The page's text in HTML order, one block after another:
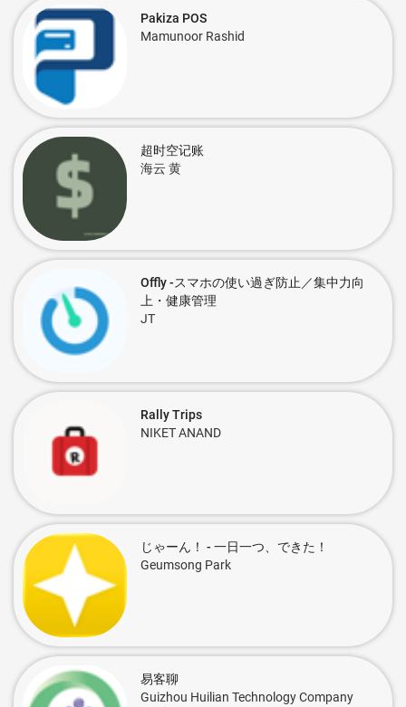
Pakiza POS
Mamunoor Rashid
超时空记账
海云 黄
Offly -スマホの使い過ぎ防止／集中力向
上・健康管理
JT
Rally Trips
NIKET ANAND
じゃーん！ - 一日一つ、できた！
Geumsong Park
易客聊
Guizhou Huilian Technology Company